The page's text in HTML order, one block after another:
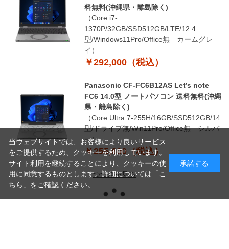
料無料(沖縄県・離島除く)
（Core i7-
1370P/32GB/SSD512GB/LTE/12.4
型/Windows11Pro/Office無 カームグレ
イ）
￥292,000（税込）
Panasonic CF-FC6B12AS Let’s note
FC6 14.0型 ノートパソコン 送料無料(沖縄
県・離島除く)
（Core Ultra 7-255H/16GB/SSD512GB/14
型/ドライブ無/Win11Pro/Office無 シルバ
ー）
￥255,600（税込）
つづきを見る
読
当ウェブサイトでは、お客様により良いサービス
をご提供するため、クッキーを利用しています。
サイト利用を継続することにより、クッキーの使
用に同意するものとします。詳細については「 こ
ちら 」をご確認ください。
承諾する